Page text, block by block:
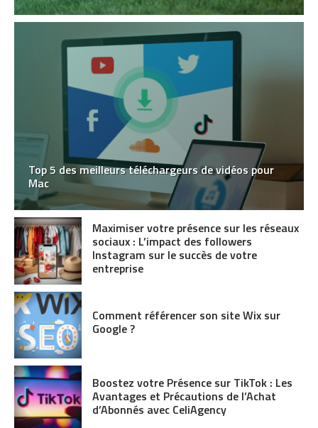
Top 5 des meilleurs téléchargeurs de vidéos pour
Mac
Maximiser votre présence sur les réseaux
sociaux : L’impact des followers
Instagram sur le succès de votre
entreprise
Comment référencer son site Wix sur
Google ?
Boostez votre Présence sur TikTok : Les
Avantages et Précautions de l’Achat
d’Abonnés avec CeliAgency